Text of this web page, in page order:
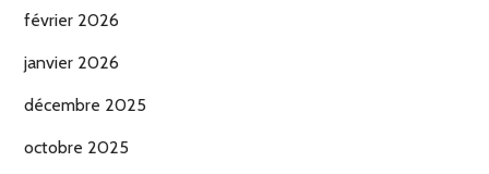
février 2026
janvier 2026
décembre 2025
octobre 2025